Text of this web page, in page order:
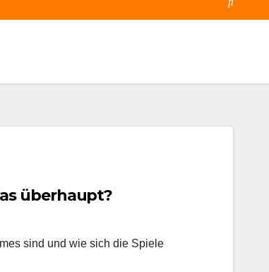
überhaupt?
sind und wie sich die Spiele